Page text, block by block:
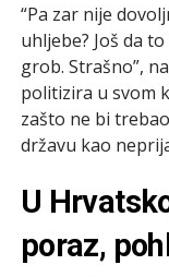
“Pa zar nije
uhljebe? Još da
grob. Strašno”,
politizira u svom
zašto ne bi
državu kao
U
poraz,